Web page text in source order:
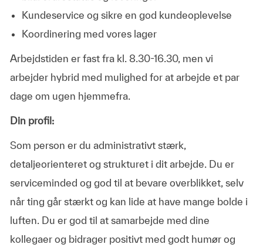
Kundeservice og sikre en god kundeoplevelse
Koordinering med vores lager
Arbejdstiden er fast fra kl. 8.30-16.30, men vi
arbejder hybrid med mulighed for at arbejde et par
dage om ugen hjemmefra.
Din profil:
Som person er du administrativt stærk,
detaljeorienteret og strukturet i dit arbejde. Du er
serviceminded og god til at bevare overblikket, selv
når ting går stærkt og kan lide at have mange bolde i
luften. Du er god til at samarbejde med dine
kollegaer og bidrager positivt med godt humør og